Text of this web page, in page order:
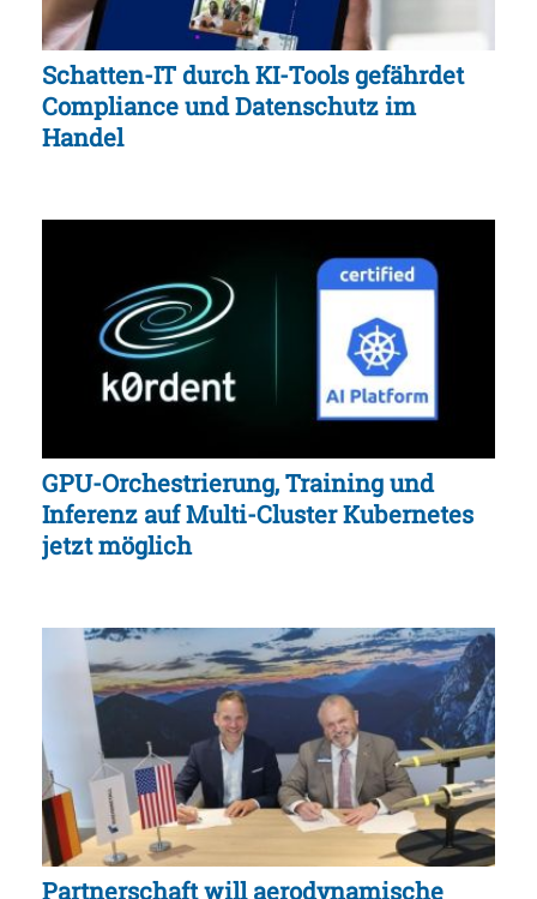
Schatten-IT durch KI-Tools gefährdet
Compliance und Datenschutz im
Handel
GPU-Orchestrierung, Training und
Inferenz auf Multi-Cluster Kubernetes
jetzt möglich
Partnerschaft will aerodynamische